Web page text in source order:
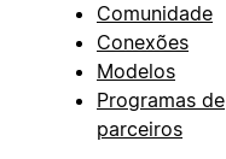
Comunidade
Conexões
Modelos
Programas de
parceiros